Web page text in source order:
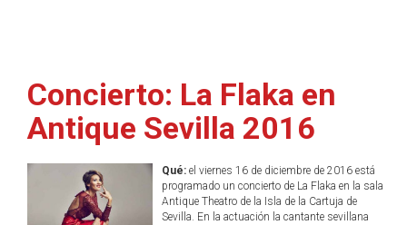
Concierto: La Flaka en
Antique Sevilla 2016
Qué:el viernes 16 de diciembre de 2016 está
programado un concierto de La Flaka en la sala
Antique Theatro de la Isla de la Cartuja de
Sevilla. En la actuación la cantante sevillana